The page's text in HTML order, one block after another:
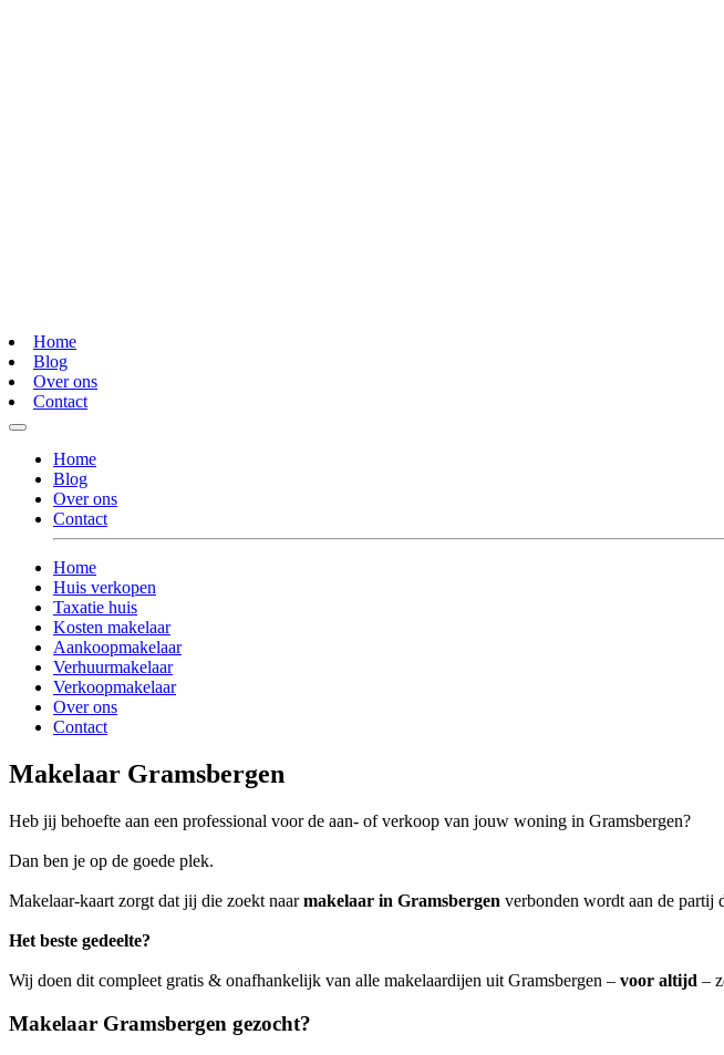
Home
Blog
Over ons
Contact
Home
Blog
Over ons
Contact
Home
Huis verkopen
Taxatie huis
Kosten makelaar
Aankoopmakelaar
Verhuurmakelaar
Verkoopmakelaar
Over ons
Contact
Makelaar Gramsbergen
Heb jij behoefte aan een professional voor de aan- of verkoop van jouw woning in Gramsbergen?
Dan ben je op de goede plek.
Makelaar-kaart zorgt dat jij die zoekt naarmakelaar in Gramsbergen verbonden wordt aan de partij
Het beste gedeelte?
Wij doen dit compleet gratis & onafhankelijk van alle makelaardijen uit Gramsbergen – voor altijd –
Makelaar Gramsbergen gezocht?